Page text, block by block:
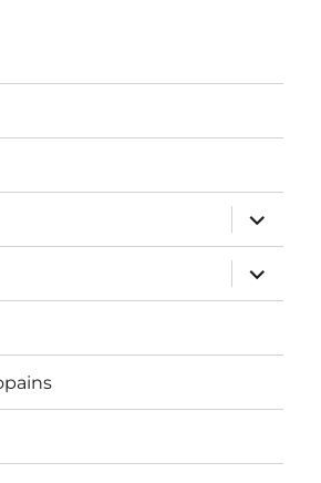
ouvrir
le
sous-
menu
ouvrir
le
sous-